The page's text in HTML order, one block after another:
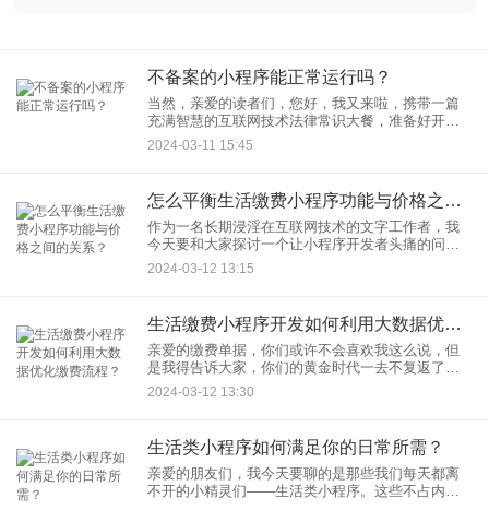
不备案的小程序能正常运行吗？
当然，亲爱的读者们，您好，我又来啦，携带一篇
充满智慧的互联网技术法律常识大餐，准备好开饭
了吗？今天我们要探讨的问题是：“不备案的小程序
能正常运行吗？” 嗯，闻起来有一股法律条文的清香
2024-03-11 15:45
怎么平衡生活缴费小程序功能与价格之间的关系？
作为一名长期浸淫在互联网技术的文字工作者，我
今天要和大家探讨一个让小程序开发者头痛的问
题：怎样在生活缴费小程序功能与价格之间找到那
个甜蜜点？噢，是的，就像找到一款完美的披萨，
2024-03-12 13:15
生活缴费小程序开发如何利用大数据优化缴费流程？
亲爱的缴费单据，你们或许不会喜欢我这么说，但
是我得告诉大家，你们的黄金时代一去不复返了。
如今，我们的生活缴费小程序开发大师们正在忙碌
着，他们用大数据的魔法棒点亮了缴费流程的每一
2024-03-12 13:30
生活类小程序如何满足你的日常所需？
亲爱的朋友们，我今天要聊的是那些我们每天都离
不开的小精灵们——生活类小程序。这些不占内